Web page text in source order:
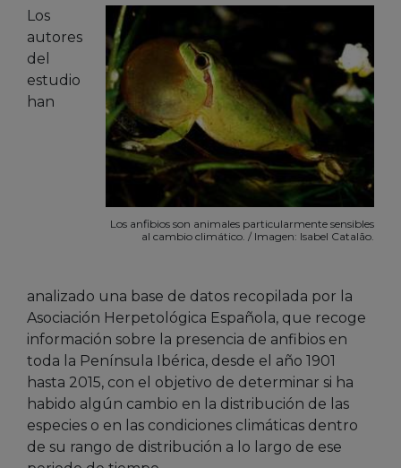
Los anfibios son animales particularmente sensibles
al cambio climático. / Imagen: Isabel Catalão.
Los
autores
del
estudio
han
analizado una base de datos recopilada por la
Asociación Herpetológica Española, que recoge
información sobre la presencia de anfibios en
toda la Península Ibérica, desde el año 1901
hasta 2015, con el objetivo de determinar si ha
habido algún cambio en la distribución de las
especies o en las condiciones climáticas dentro
de su rango de distribución a lo largo de ese